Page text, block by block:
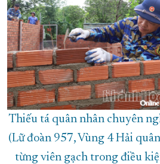
Thiếu tá quân nhân chuyên
(Lữ đoàn 957, Vùng 4 Hải
từng viên gạch trong điều